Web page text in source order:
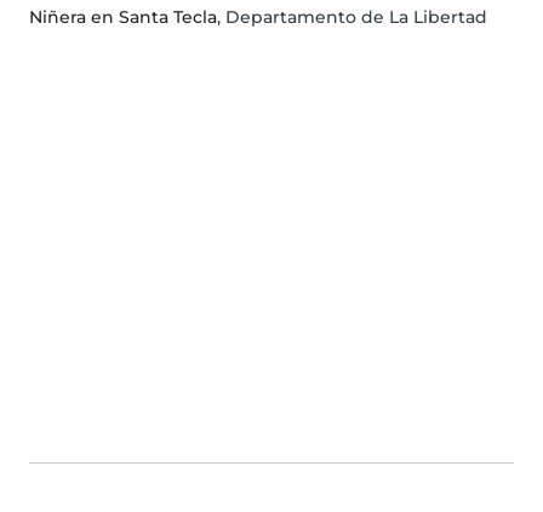
Niñera en Santa Tecla, Departamento de La Libertad